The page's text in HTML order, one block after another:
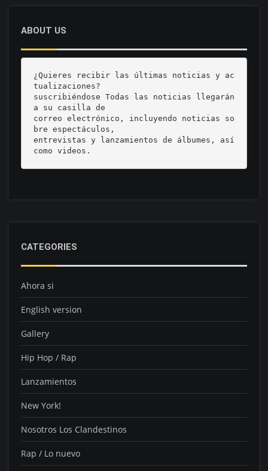
ABOUT US
¿Quieres recibir las últimas noticias y ac
tualizaciones?
suscribiéndose Todas las noticias llegarán
a su casilla de
correo electrónico, incluyendo noticias so
bre espectáculos,
entrevistas y lanzamientos de álbumes, así
como videos.
CATEGORIES
Ahora si
English version
Gallery
Hip Hop / Rap
Lanzamientos
New York!
Nosotros Los Clandestinos
Rap / Lo nuevo